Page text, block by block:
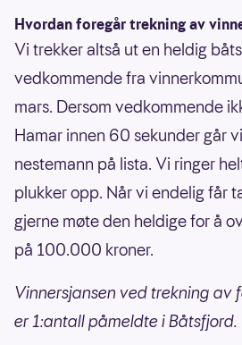
Hvordan foregår trekning av
Vi trekker altså ut en heldig
vedkommende fra
mars. Dersom vedkommende
Hamar innen 60 sekunder går
nestemann på lista. Vi ringer
plukker opp. Når vi endelig får
gjerne møte den heldige for å
på 100.000 kroner.
Vinnersjansen ved trekning av
er 1:antall påmeldte i Båtsfjord.